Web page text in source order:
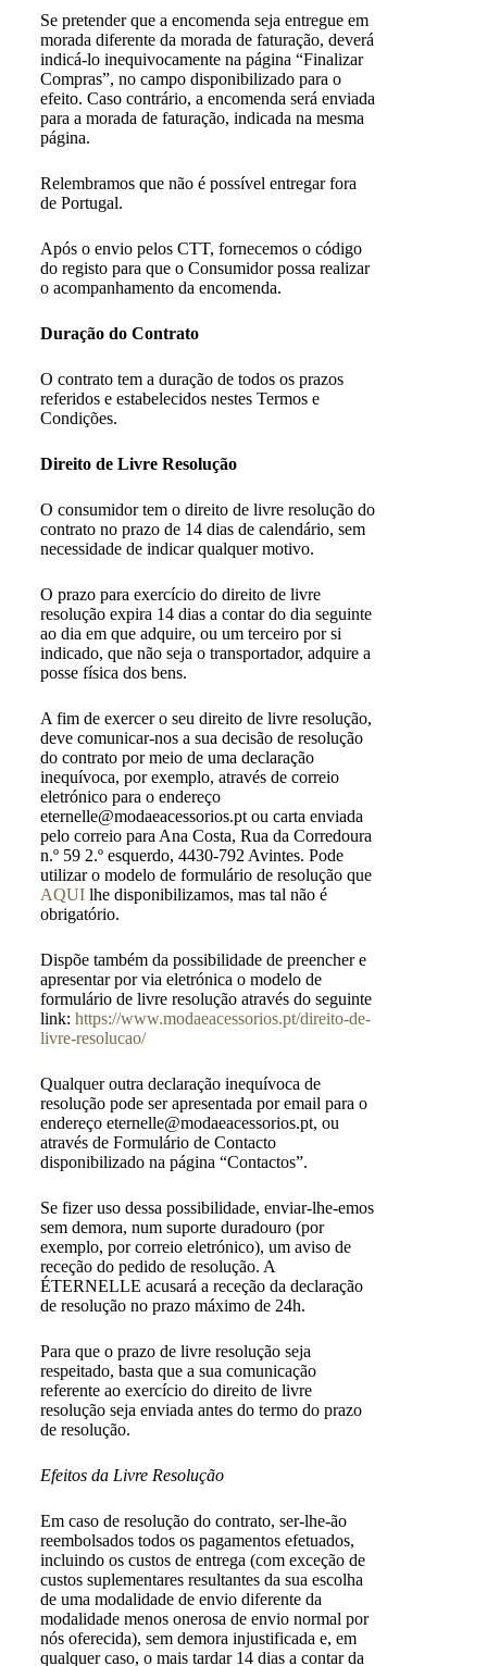
Se pretender que a encomenda seja entregue em
morada diferente da morada de faturação, deverá
indicá-lo inequivocamente na página “Finalizar
Compras”, no campo disponibilizado para o
efeito. Caso contrário, a encomenda será enviada
para a morada de faturação, indicada na mesma
página.
Relembramos que não é possível entregar fora
de Portugal.
Após o envio pelos CTT, fornecemos o código
do registo para que o Consumidor possa realizar
o acompanhamento da encomenda.
Duração do Contrato
O contrato tem a duração de todos os prazos
referidos e estabelecidos nestes Termos e
Condições.
Direito de Livre Resolução
O consumidor tem o direito de livre resolução do
contrato no prazo de 14 dias de calendário, sem
necessidade de indicar qualquer motivo.
O prazo para exercício do direito de livre
resolução expira 14 dias a contar do dia seguinte
ao dia em que adquire, ou um terceiro por si
indicado, que não seja o transportador, adquire a
posse física dos bens.
A fim de exercer o seu direito de livre resolução,
deve comunicar-nos a sua decisão de resolução
do contrato por meio de uma declaração
inequívoca, por exemplo, através de correio
eletrónico para o endereço
eternelle@modaeacessorios.pt ou carta enviada
pelo correio para Ana Costa, Rua da Corredoura
n.º 59 2.º esquerdo, 4430-792 Avintes. Pode
utilizar o modelo de formulário de resolução que
AQUIlhe disponibilizamos, mas tal não é
obrigatório.
Dispõe também da possibilidade de preencher e
apresentar por via eletrónica o modelo de
formulário de livre resolução através do seguinte
link: https://www.modaeacessorios.pt/direito-de-
livre-resolucao/
Qualquer outra declaração inequívoca de
resolução pode ser apresentada por email para o
endereço eternelle@modaeacessorios.pt, ou
através de Formulário de Contacto
disponibilizado na página “Contactos”.
Se fizer uso dessa possibilidade, enviar-lhe-emos
sem demora, num suporte duradouro (por
exemplo, por correio eletrónico), um aviso de
receção do pedido de resolução. A
ÉTERNELLE acusará a receção da declaração
de resolução no prazo máximo de 24h.
Para que o prazo de livre resolução seja
respeitado, basta que a sua comunicação
referente ao exercício do direito de livre
resolução seja enviada antes do termo do prazo
de resolução.
Efeitos da Livre Resolução
Em caso de resolução do contrato, ser-lhe-ão
reembolsados todos os pagamentos efetuados,
incluindo os custos de entrega (com exceção de
custos suplementares resultantes da sua escolha
de uma modalidade de envio diferente da
modalidade menos onerosa de envio normal por
nós oferecida), sem demora injustificada e, em
qualquer caso, o mais tardar 14 dias a contar da